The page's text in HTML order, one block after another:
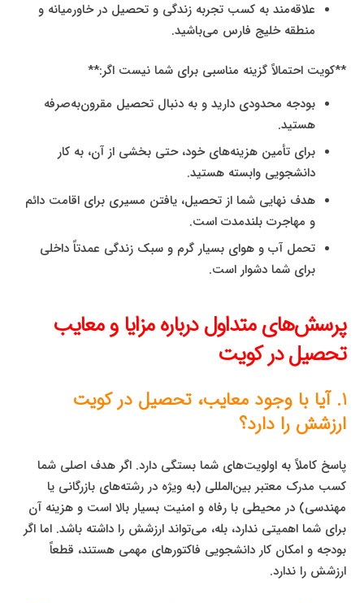
علاقه‌مند به کسب تجربه زندگی و تحصیل در خاورمیانه و
منطقه خلیج فارس می‌باشید.
**کویت احتمالاً گزینه مناسبی برای شما نیست اگر:**
بودجه محدودی دارید و به دنبال تحصیل مقرون‌به‌صرفه
هستید.
برای تأمین هزینه‌های خود، حتی بخشی از آن، به کار
دانشجویی وابسته هستید.
هدف نهایی شما از تحصیل، یافتن مسیری برای اقامت دائم
و مهاجرت بلندمدت است.
تحمل آب و هوای بسیار گرم و سبک زندگی عمدتاً داخلی
برای شما دشوار است.
پرسش‌های متداول درباره مزایا و معایب
تحصیل در کویت
1. آیا با وجود معایب، تحصیل در کویت
ارزشش را دارد؟
پاسخ کاملاً به اولویت‌های شما بستگی دارد. اگر هدف اصلی شما
کسب مدرک معتبر بین‌المللی (به ویژه در رشته‌های بازرگانی یا
مهندسی) در محیطی با رفاه و امنیت بسیار بالا است و هزینه آن
برای شما اهمیتی ندارد، بله، می‌تواند ارزشش را داشته باشد. اما اگر
بودجه و امکان کار دانشجویی فاکتورهای مهمی هستند، قطعاً
ارزشش را ندارد.